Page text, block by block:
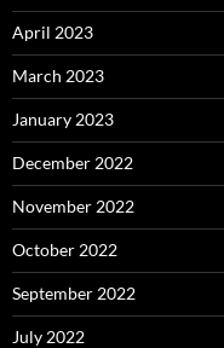
April 2023
March 2023
January 2023
December 2022
November 2022
October 2022
September 2022
July 2022